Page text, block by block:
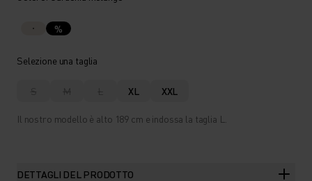
%
Selezione una taglia
S M L XL XXL
Il nostro modello è alto 189 cm e indossa la taglia L.
DETTAGLI DEL PRODOTTO